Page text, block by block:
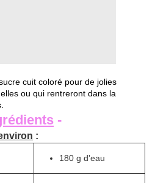
cuit coloré pour de jolies
ou qui rentreront dans la
-
:
180 g d'eau